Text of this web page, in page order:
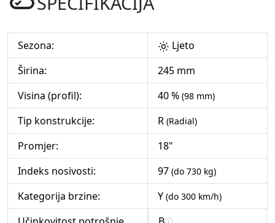
Sezona:
Ljeto
Širina:
245 mm
Visina (profil):
40 % (98 mm)
Tip konstrukcije: R (Radial)
Promjer:
18"
Indeks nosivosti:
97 (do 730 kg)
Kategorija brzine: Y (do 300 km/h)